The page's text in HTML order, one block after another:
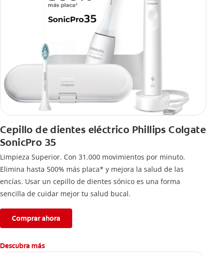
Cepillo de dientes eléctrico Phillips Colgate
SonicPro 35
Limpieza Superior. Con 31.000 movimientos por minuto.
Elimina hasta 500% más placa* y mejora la salud de las
encías. Usar un cepillo de dientes sónico es una forma
sencilla de cuidar mejor tu salud bucal.
Comprar ahora
Descubra más